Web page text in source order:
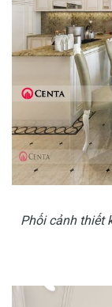
Phối cảnh thiết